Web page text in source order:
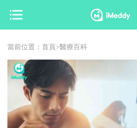
當前位置： 首頁 >醫療百科